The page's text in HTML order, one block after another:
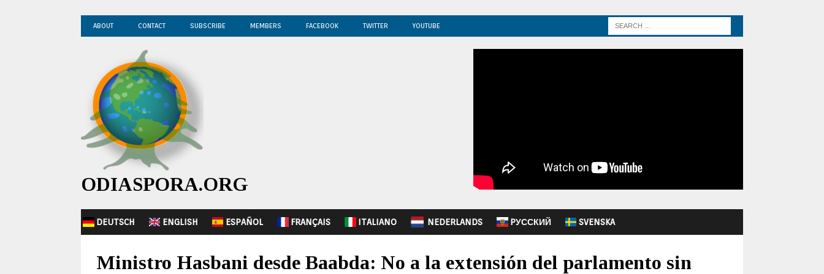
ABOUT CONTACT SUBSCRIBE MEMBERS FACEBOOK TWITTER YOUTUBE
ODIASPORA.ORG
DEUTSCH ENGLISH ESPAÑOL FRANÇAIS ITALIANO NEDERLANDS PУССКИЙ SVENSKA
Ministro Hasbani desde Baabda: No a la extensión del parlamento sin